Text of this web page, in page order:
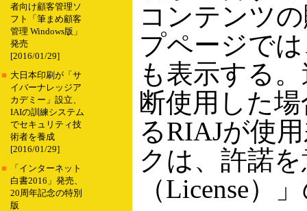
者向け顧客管理ソ
フト「筆まめ顧客
管理 Windows版」
発売
[2016/01/29]
■ 大日本印刷が「サ
イバーナレッジア
カデミー」設立、
IAIの訓練システム
でセキュリティ技
術者を養成
[2016/01/29]
■
「インターネット
白書2016」発売、
20周年記念の特別
版
コンテンツ
プページで
も表示する
断使用した
るRIAJが使
クは、許諾
（License）